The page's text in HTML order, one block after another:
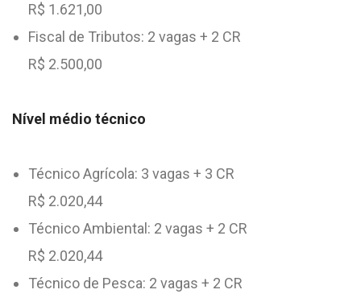
R$ 1.621,00
Fiscal de Tributos: 2 vagas + 2 CR
R$ 2.500,00
Nível médio técnico
Técnico Agrícola: 3 vagas + 3 CR
R$ 2.020,44
Técnico Ambiental: 2 vagas + 2 CR
R$ 2.020,44
Técnico de Pesca: 2 vagas + 2 CR